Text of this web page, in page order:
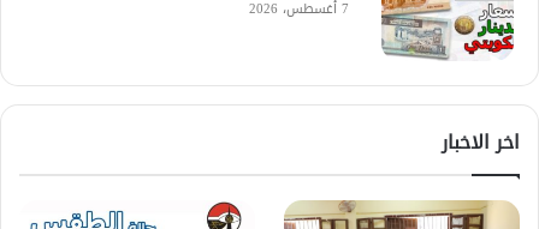
7 أغسطس، 2026
اخر الاخبار